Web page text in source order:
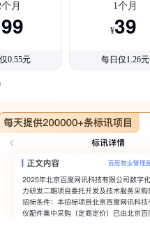
月
0.55元
1个月
¥39
每日仅1.26元